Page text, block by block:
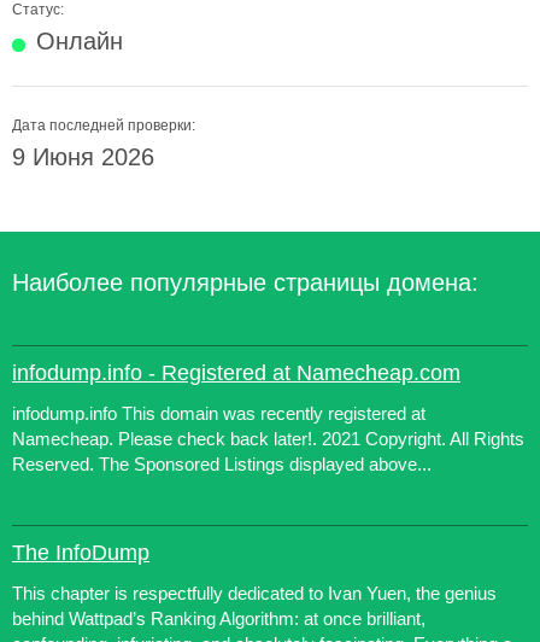
Статус:
Онлайн
Дата последней проверки:
9 Июня 2026
Наиболее популярные страницы домена:
infodump.info - Registered at Namecheap.com
infodump.info This domain was recently registered at
Namecheap. Please check back later!. 2021 Copyright. All Rights
Reserved. The Sponsored Listings displayed above...
The InfoDump
This chapter is respectfully dedicated to Ivan Yuen, the genius
behind Wattpad’s Ranking Algorithm: at once brilliant,